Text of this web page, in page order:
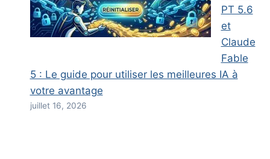
PT 5.6
et
Claude
Fable
5 : Le guide pour utiliser les meilleures IA à
votre avantage
juillet 16, 2026